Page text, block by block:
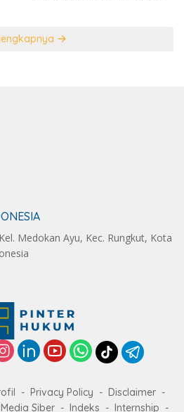
Medokan Ayu, Kec. Rungkut, Kota
Privacy Policy
Disclaimer
Siber Indeks Internship